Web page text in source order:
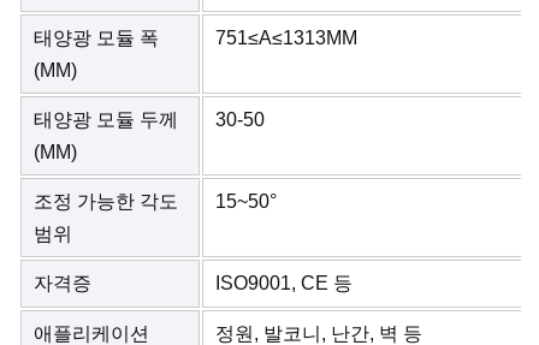
태양광 모듈 폭
(MM)
751≤A≤1313MM
태양광 모듈 두께
(MM)
30-50
조정 가능한 각도
범위
15~50°
자격증 ISO9001, CE 등
애플리케이션 정원, 발코니, 난간, 벽 등